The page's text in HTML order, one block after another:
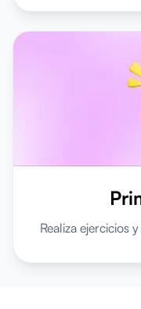
Realiza ejercicios